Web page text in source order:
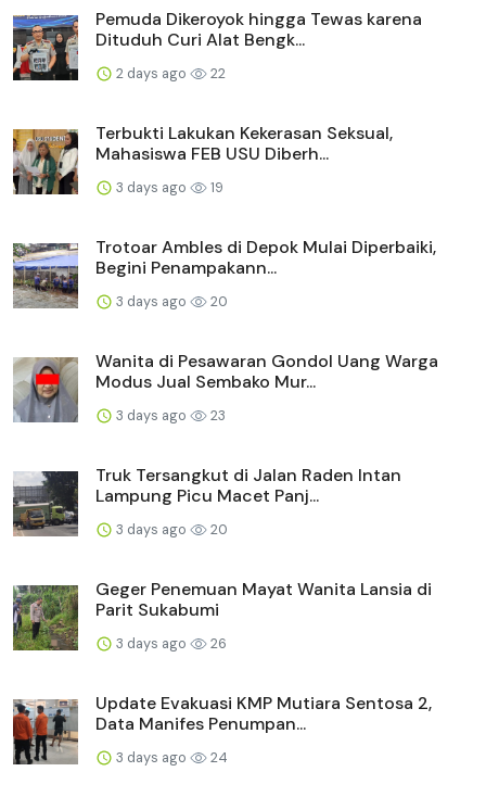
Pemuda Dikeroyok hingga Tewas karena
Dituduh Curi Alat Bengk...
2 days ago 22
Terbukti Lakukan Kekerasan Seksual,
Mahasiswa FEB USU Diberh...
3 days ago 19
Trotoar Ambles di Depok Mulai Diperbaiki,
Begini Penampakann...
3 days ago 20
Wanita di Pesawaran Gondol Uang Warga
Modus Jual Sembako Mur...
3 days ago 23
Truk Tersangkut di Jalan Raden Intan
Lampung Picu Macet Panj...
3 days ago 20
Geger Penemuan Mayat Wanita Lansia di
Parit Sukabumi
3 days ago 26
Update Evakuasi KMP Mutiara Sentosa 2,
Data Manifes Penumpan...
3 days ago 24